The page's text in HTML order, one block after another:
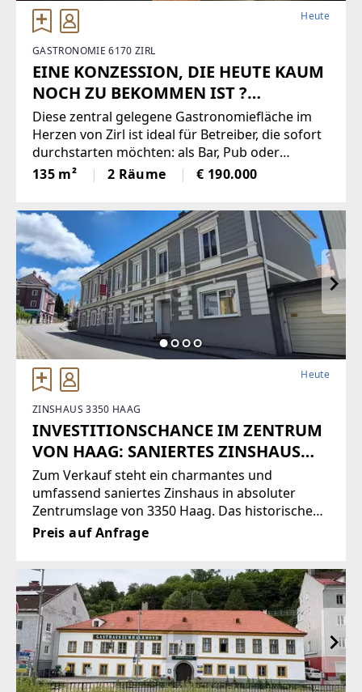
Heute
GASTRONOMIE 6170 ZIRL
EINE KONZESSION, DIE HEUTE KAUM
NOCH ZU BEKOMMEN IST ?
NACHTLOKAL IM HERZEN VON ZIRL
Diese zentral gelegene Gastronomiefläche im
Herzen von Zirl ist ideal für Betreiber, die sofort
durchstarten möchten: als Bar, Pub oder
Nachtlokal. Zwei Räume, ein voll ausgestatteter
Barbereich und eine kleine Küche bieten alles
135 m² 2 Räume € 190.000
Heute
ZINSHAUS 3350 HAAG
INVESTITIONSCHANCE IM ZENTRUM
VON HAAG: SANIERTES ZINSHAUS
MIT 5 WOHNEINHEITEN
Zum Verkauf steht ein charmantes und
umfassend saniertes Zinshaus in absoluter
Zentrumslage von 3350 Haag. Das historische
Gebäude (Bj. ca. 1900) wurde 2016/2017
hochwertig renoviert und bietet auf ca. 340 m²
Wohneinheiten.
Preis auf Anfrage